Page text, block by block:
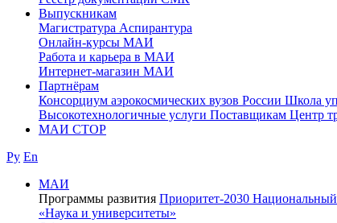
Выпускникам
Магистратура Аспирантура
Онлайн-курсы МАИ
Работа и карьера в МАИ
Интернет-магазин МАИ
Партнёрам
Консорциум аэрокосмических вузов России Школа
Высокотехнологичные услуги Поставщикам Центр
МАИ СТОР
Ру En
МАИ
Программы развития Приоритет-2030 Национальный
«Наука и университеты»